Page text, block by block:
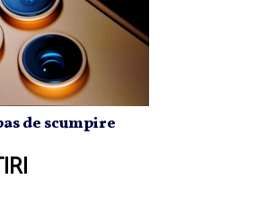
de scumpire